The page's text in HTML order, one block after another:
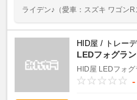
ライデン♪ （愛車：スズキ ワゴン
HID屋 / トレー
LEDフォグラ
HID屋 LEDフォ
-